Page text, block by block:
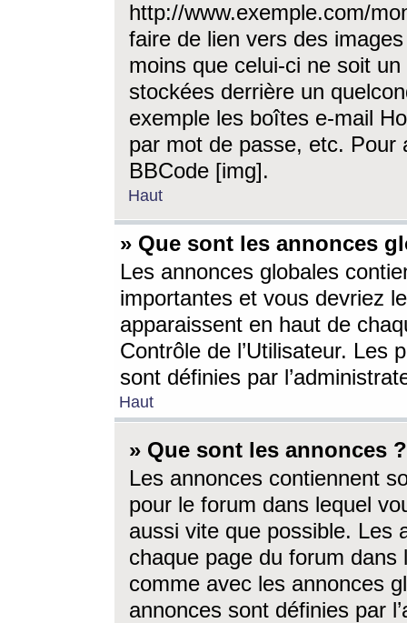
http://www.exemple.com/
faire de lien vers des
moins que celui-ci ne soit
stockées derrière un
exemple les boîtes e-mail
par mot de passe, etc. Pour
BBCode [img].
Haut
» Que sont les annonces
Les annonces globales
importantes et vous devriez
apparaissent en haut de
Contrôle de l’Utilisateur. Les
sont définies par
Haut
» Que sont les annonces ?
Les annonces contiennent
pour le forum dans lequel
aussi vite que possible. Les
chaque page du forum dans
comme avec les annonces
annonces sont définies par